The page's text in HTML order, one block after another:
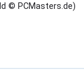
© PCMasters.de)